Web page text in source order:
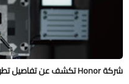
شركة Honor تكشف عن تفاصيل تطوير واختبار كاميرا هاتف Magic5 Pro